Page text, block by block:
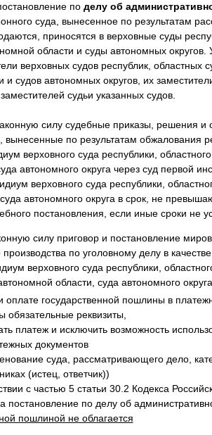
по делу об
суда, вынесенное по результатам
приносятся в верховные суды
области и суды автономных
верховных судов республик, областных
судов автономных округов, их
судьи указанных судов.
силу судебные приказы, решения и
по результатам обжалования
верховного суда республики,
автономного округа через суд первой
верховного суда республики,
автономного округа в срок, не
постановления, если иные сроки не
силу приговор и постановление
по уголовному делу в
верховного суда республики,
области, суда автономного
государственной пошлины в
обязательные реквизиты,
платеж и исключить возможность
документов
суда, рассматривающего дело,
(истец, ответчик))
с частью 5 статьи 30.2 Кодекса
по делу об
пошлиной не облагается